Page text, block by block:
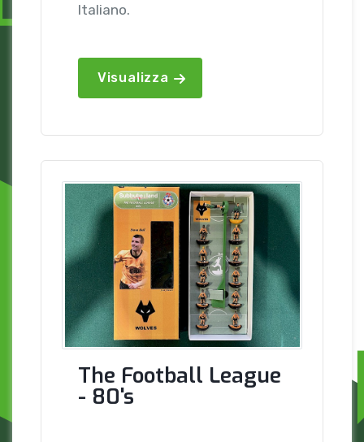
Italiano.
Visualizza
The Football League
- 80's